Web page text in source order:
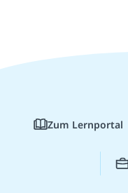
Zum Lernportal